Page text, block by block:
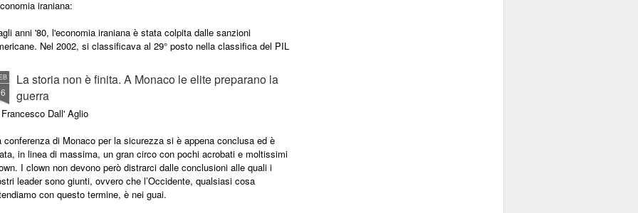
iraniana:
anni '80, l'economia iraniana è stata colpita dalle sanzioni
Nel 2002, si classificava al 29° posto nella classifica del PIL
le sanzioni americane. Nel 2010, ha raggiunto il 22° posto.
traiettoria era chiara.
La storia non è finita. A Monaco le elite preparano la
guerra
Dall' Aglio
conferenza di Monaco per la sicurezza si è appena conclusa ed è
in linea di massima, un gran circo con pochi acrobati e moltissimi
I clown non devono però distrarci dalle conclusioni alle quali i
leader sono giunti, ovvero che l’Occidente, qualsiasi cosa
con questo termine, è nei guai.